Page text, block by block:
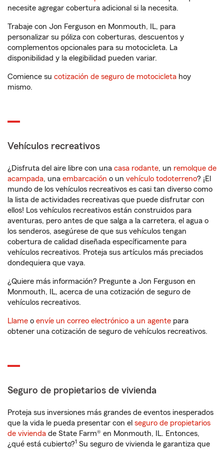
necesite agregar cobertura adicional si la necesita.
Trabaje con Jon Ferguson en Monmouth, IL, para
personalizar su póliza con coberturas, descuentos y
complementos opcionales para su motocicleta. La
disponibilidad y la elegibilidad pueden variar.
Comience su cotización de seguro de motocicleta hoy
mismo.
Vehículos recreativos
¿Disfruta del aire libre con una casa rodante, un remolque de
acampada, una embarcación o un vehículo todoterreno? ¡El
mundo de los vehículos recreativos es casi tan diverso como
la lista de actividades recreativas que puede disfrutar con
ellos! Los vehículos recreativos están construidos para
aventuras, pero antes de que salga a la carretera, el agua o
los senderos, asegúrese de que sus vehículos tengan
cobertura de calidad diseñada específicamente para
vehículos recreativos. Proteja sus artículos más preciados
dondequiera que vaya.
¿Quiere más información? Pregunte a Jon Ferguson en
Monmouth, IL, acerca de una cotización de seguro de
vehículos recreativos.
Llame o envíe un correo electrónico a un agente para
obtener una cotización de seguro de vehículos recreativos.
Seguro de propietarios de vivienda
Proteja sus inversiones más grandes de eventos inesperados
que la vida le pueda presentar con el seguro de propietarios
de vivienda de State Farm® en Monmouth, IL. Entonces,
¿qué está cubierto?1 Su seguro de vivienda le garantiza que